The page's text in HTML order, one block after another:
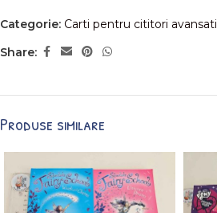
Categorie: Carti pentru cititori avansati
Share:
Produse similare